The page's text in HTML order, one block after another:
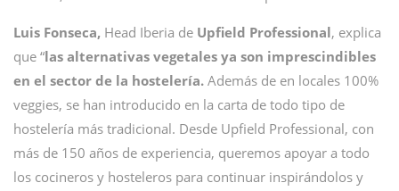
Luis Fonseca, Head Iberia de Upfield Professional, explica
que “las alternativas vegetales ya son imprescindibles
en el sector de la hostelería. Además de en locales 100%
veggies, se han introducido en la carta de todo tipo de
hostelería más tradicional. Desde Upfield Professional, con
más de 150 años de experiencia, queremos apoyar a todo
los cocineros y hosteleros para continuar inspirándolos y